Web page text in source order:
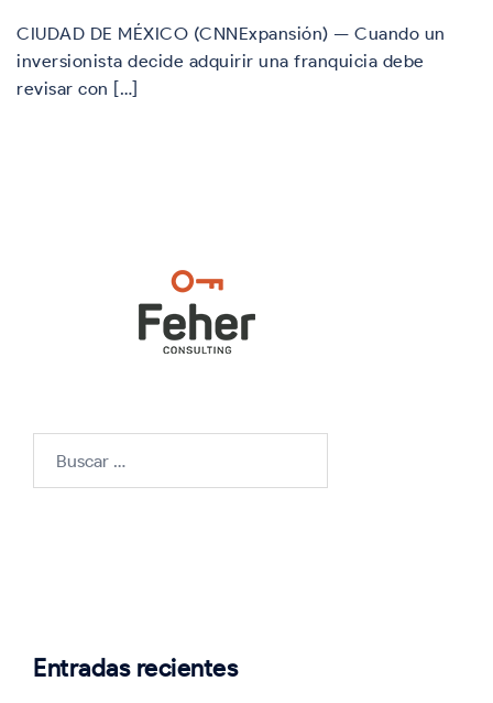
CIUDAD DE MÉXICO (CNNExpansión) — Cuando un
inversionista decide adquirir una franquicia debe
revisar con […]
Entradas recientes